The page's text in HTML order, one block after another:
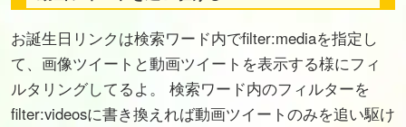
お誕生日リンクは検索ワード内でfilter:mediaを指定し
て、画像ツイートと動画ツイートを表示する様にフィ
ルタリングしてるよ。 検索ワード内のフィルターを
filter:videosに書き換えれば動画ツイートのみを追い駆け